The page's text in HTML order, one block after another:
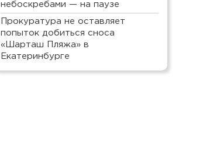
небоскребами — на паузе
Прокуратура не оставляет
попыток добиться сноса
«Шарташ Пляжа» в
Екатеринбурге